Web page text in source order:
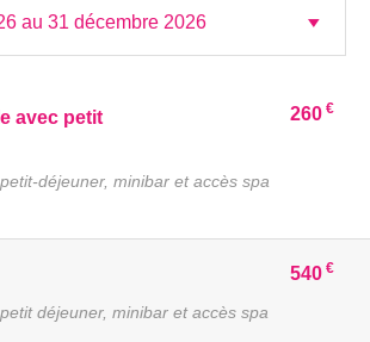
avec petit
260 €
déjeuner, minibar et accès spa
540 €
déjeuner, minibar et accès spa